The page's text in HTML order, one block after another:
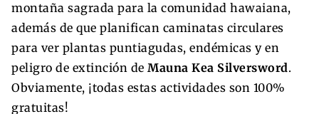
montaña sagrada para la comunidad hawaiana,
además de que planifican caminatas circulares
para ver plantas puntiagudas, endémicas y en
peligro de extinción de Mauna Kea Silversword.
Obviamente, ¡todas estas actividades son 100%
gratuitas!